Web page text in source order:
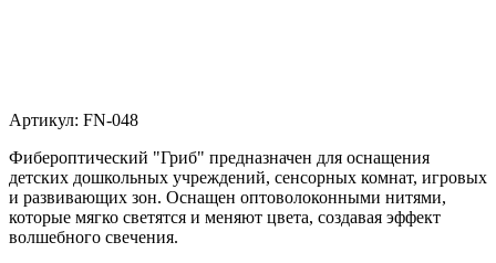
Артикул: FN-048
Фибероптический "Гриб" предназначен для оснащения
детских дошкольных учреждений, сенсорных комнат, игровых
и развивающих зон. Оснащен оптоволоконными нитями,
которые мягко светятся и меняют цвета, создавая эффект
волшебного свечения.